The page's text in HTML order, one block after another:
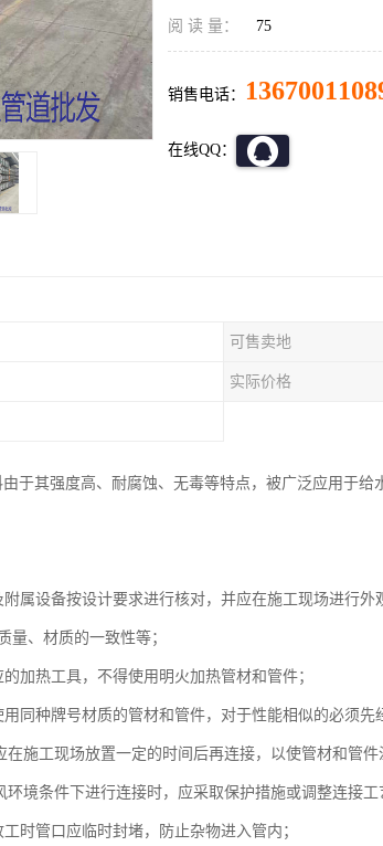
阅 读 量： 75
销售电话：
在线QQ：
可售卖地
实际价格
于其强度高、耐腐蚀、无毒等特点，被广泛应用于
属设备按设计要求进行核对，并应在施工现场进行
量、材质的一致性等；
加热工具，不得使用明火加热管材和管件；
同种牌号材质的管材和管件，对于性能相似的必须先
施工现场放置一定的时间后再连接，以使管材和管件
境条件下进行连接时，应采取保护措施或调整连接工
时管口应临时封堵，防止杂物进入管内；